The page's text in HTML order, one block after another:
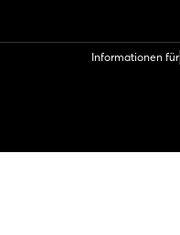
Informationen für